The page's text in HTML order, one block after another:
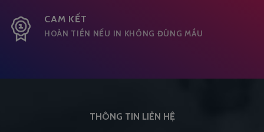
CAM KẾT
HOÀN TIỀN NẾU IN KHÔNG ĐÚNG MẦU
THÔNG TIN LIÊN HỆ